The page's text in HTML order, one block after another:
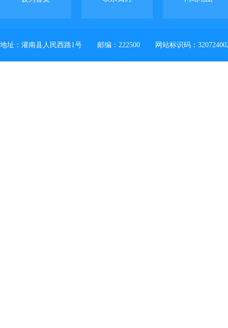
地址：灌南县人民西路1号 邮编：222500 网站标识码：